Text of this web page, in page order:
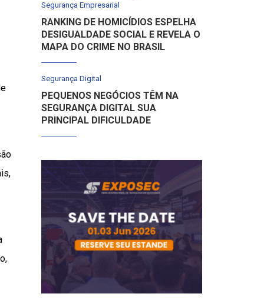
Segurança Empresarial
RANKING DE HOMICÍDIOS ESPELHA
DESIGUALDADE SOCIAL E REVELA O
MAPA DO CRIME NO BRASIL
Segurança Digital
PEQUENOS NEGÓCIOS TÊM NA
SEGURANÇA DIGITAL SUA
PRINCIPAL DIFICULDADE